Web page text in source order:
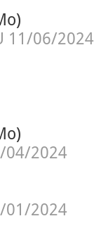
11/06/2024
04/2024
01/2024